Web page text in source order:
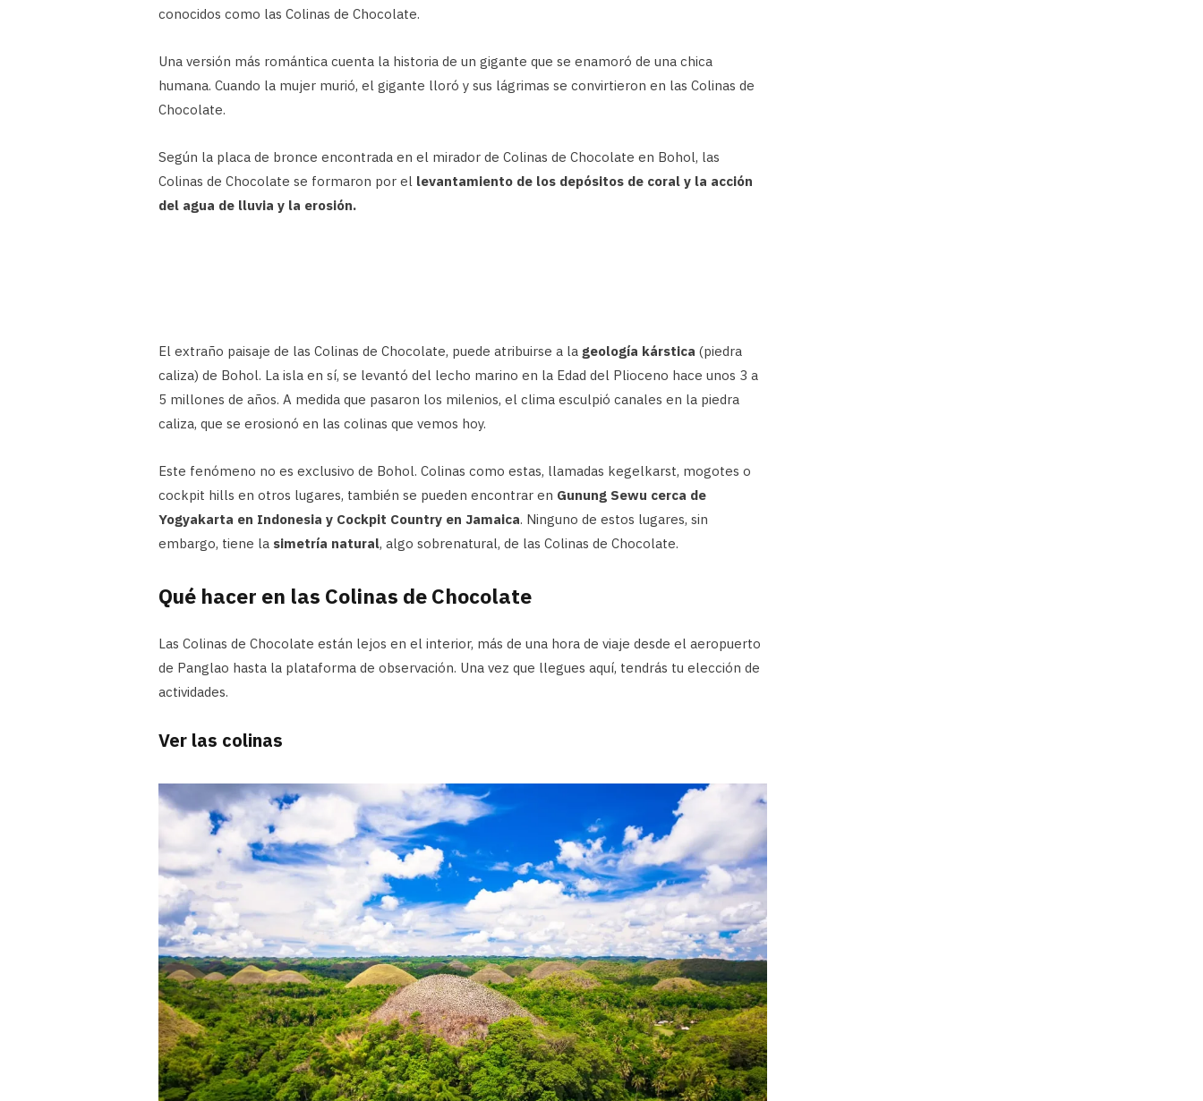
conocidos como las Colinas de Chocolate.
Una versión más romántica cuenta la historia de un gigante que se enamoró de una chica
humana. Cuando la mujer murió, el gigante lloró y sus lágrimas se convirtieron en las Colinas de
Chocolate.
Según la placa de bronce encontrada en el mirador de Colinas de Chocolate en Bohol, las
Colinas de Chocolate se formaron por el levantamiento de los depósitos de coral y la acción
del agua de lluvia y la erosión.
El extraño paisaje de las Colinas de Chocolate, puede atribuirse a la geología kárstica (piedra
caliza) de Bohol. La isla en sí, se levantó del lecho marino en la Edad del Plioceno hace unos 3 a
5 millones de años. A medida que pasaron los milenios, el clima esculpió canales en la piedra
caliza, que se erosionó en las colinas que vemos hoy.
Este fenómeno no es exclusivo de Bohol. Colinas como estas, llamadas kegelkarst, mogotes o
cockpit hills en otros lugares, también se pueden encontrar en Gunung Sewu cerca de
Yogyakarta en Indonesia y Cockpit Country en Jamaica. Ninguno de estos lugares, sin
embargo, tiene la simetría natural, algo sobrenatural, de las Colinas de Chocolate.
Qué hacer en las Colinas de Chocolate
Las Colinas de Chocolate están lejos en el interior, más de una hora de viaje desde el aeropuerto
de Panglao hasta la plataforma de observación. Una vez que llegues aquí, tendrás tu elección de
actividades.
Ver las colinas